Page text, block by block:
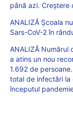
până azi. Creștere
ANALIZĂ Școala
Sars-CoV-2 în
ANALIZĂ Numărul
a atins un nou
1.692 de
total de infectări la
începutul